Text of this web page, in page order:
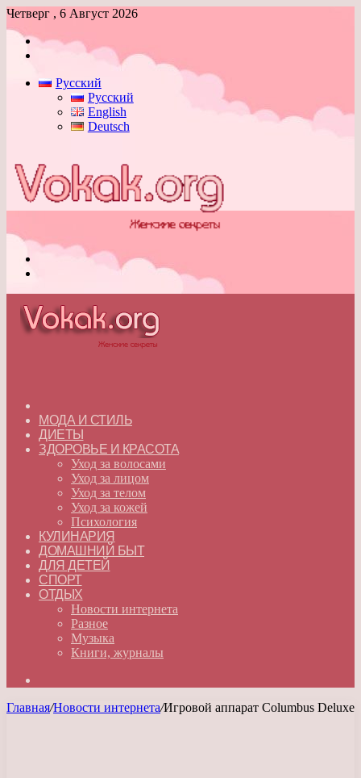
Четверг , 6 Август 2026
Войти
Русский
Русский
English
Deutsch
МОДА И СТИЛЬ
ДИЕТЫ
ЗДОРОВЬЕ И КРАСОТА
Уход за волосами
Уход за лицом
Уход за телом
Уход за кожей
Психология
КУЛИНАРИЯ
ДОМАШНИЙ БЫТ
ДЛЯ ДЕТЕЙ
СПОРТ
ОТДЫХ
Новости интернета
Разное
Музыка
Книги, журналы
Главная/Новости интернета/Игровой аппарат Columbus Deluxe